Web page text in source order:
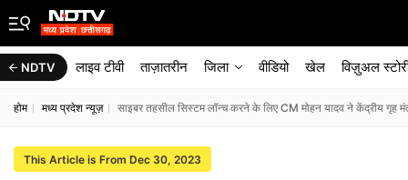
NDTV लाइव टीवी ताज़ातरीन जिला वीडियो खेल विज़ुअल
होम मध्य प्रदेश न्यूज़ साइबर तहसील सिस्टम लॉन्च करने के लिए CM मोहन यादव ने केंद्रीय गृह
This Article is From Dec 30, 2023